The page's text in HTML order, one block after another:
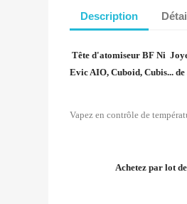
Description
Tête d'atomiseur BF Ni
Evic AIO, Cuboid, Cubis... de
Vapez en contrôle de
Achetez par lot